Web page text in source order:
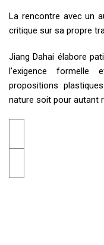
La rencontre avec un
critique sur sa propre
Jiang Dahai élabore
l’exigence
propositions
nature soit pour autant